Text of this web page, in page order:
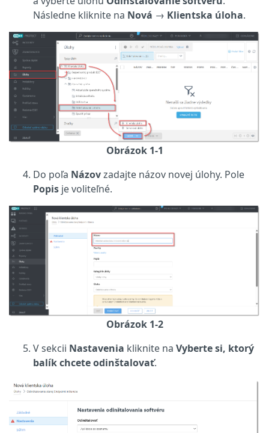
Následne kliknite na Nová → Klientska úloha.
Obrázok 1-1
Do poľa Názovzadajte názov novej úlohy. Pole
Popis je voliteľné.
Obrázok 1-2
V sekcii Nastavenia kliknite na Vyberte si, ktorý
balík chcete odinštalovať.